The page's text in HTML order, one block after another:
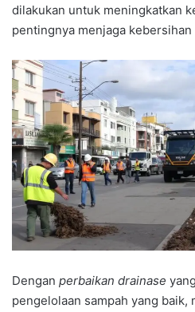
dilakukan untuk meningkatkan
pentingnya menjaga
Dengan perbaikan drainase
pengelolaan sampah yang baik,